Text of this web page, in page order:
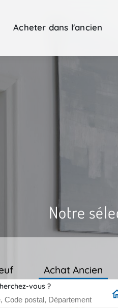
Acheter dans l'ancien
Notre
Achat Ancien
vous ?